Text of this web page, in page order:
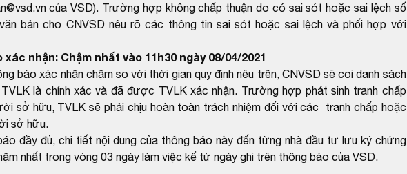
của VSD). Trường hợp không chấp thuận do có sai sót hoặc sai lệch số
bản cho CNVSD nêu rõ các thông tin sai sót hoặc sai lệch và phối hợp với
nhận: Chậm nhất vào 11h30 ngày 08/04/2021
báo xác nhận chậm so với thời gian quy định nêu trên, CNVSD sẽ coi danh sách
là chính xác và đã được TVLK xác nhận. Trường hợp phát sinh tranh chấp
sở hữu, TVLK sẽ phải chịu hoàn toàn trách nhiệm đối với các tranh chấp hoặc
sở hữu.
đầy đủ, chi tiết nội dung của thông báo này đến từng nhà đầu tư lưu ký chứng
nhất trong vòng 03 ngày làm việc kể từ ngày ghi trên thông báo của VSD.